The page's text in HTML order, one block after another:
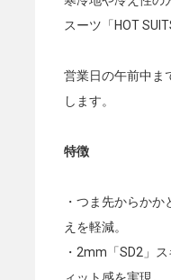
スーツ「HOT
営業日の午前中ま
します。
特徴
・つま先からか
えを軽減。
・2mm「SD2」